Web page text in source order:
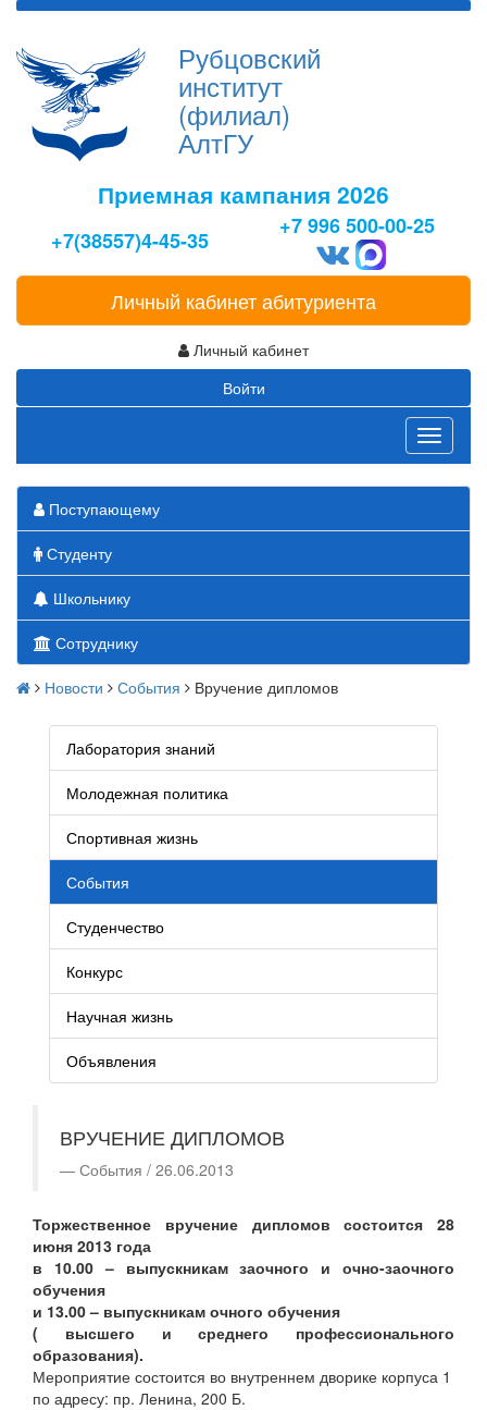
Рубцовский
институт
(филиал)
АлтГУ
Приемная кампания 2026
+7(38557)4-45-35
+7 996 500-00-25
Личный кабинет абитуриента
Личный кабинет
Войти
Toggle
Поступающему
Студенту
Школьнику
Сотруднику
Новости События Вручение дипломов
Лаборатория знаний
Молодежная политика
Спортивная жизнь
События
Студенчество
Конкурс
Научная жизнь
Объявления
ВРУЧЕНИЕ ДИПЛОМОВ
События / 26.06.2013
Торжественное вручение дипломов состоится 28
июня 2013 года
в 10.00 – выпускникам заочного и очно-заочного
обучения
и 13.00 – выпускникам очного обучения
( высшего и среднего профессионального
образования).
Мероприятие состоится во внутреннем дворике корпуса 1
по адресу: пр. Ленина, 200 Б.